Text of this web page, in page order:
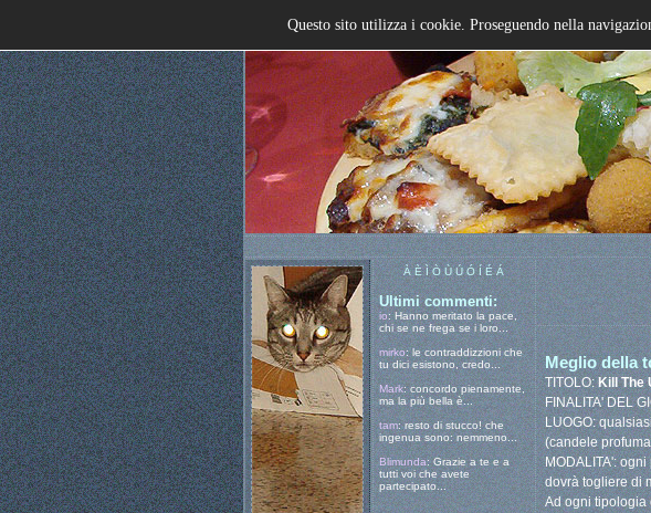
À È Ì Ò Ù Ú Ó Í É Á
Ultimi commenti:
io: Hanno meritato la pace,
chi se ne frega se i loro...
mirko: le contraddizzioni che
tu dici esistono, credo...
Mark: concordo pienamente,
ma la più bella è...
tam: resto di stucco! che
ingenua sono: nemmeno...
Blimunda: Grazie a te e a
tutti voi che avete
partecipato...
Meglio della
TITOLO:Kill The
FINALITA' DEL
LUOGO:
(candele
MODALITA':
dovrà togliere di
Ad ogni tipologia
Questo sito utilizza i cookie. Proseguendo nella